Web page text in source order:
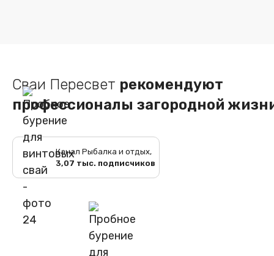
Сваи Пересвет рекомендуют
профессионалы загородной
Канал Рыбалка и отдых,
3,07 тыс. подписчиков